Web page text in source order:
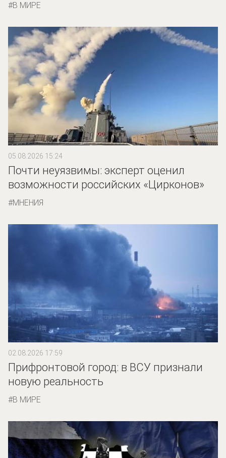
В МИРЕ
05.08.2026 15:24
Почти неуязвимы: эксперт оценил
возможности российских «Цирконов»
МНЕНИЯ
02.08.2026 17:59
Прифронтовой город: в ВСУ признали
новую реальность
В МИРЕ